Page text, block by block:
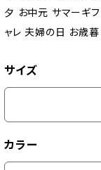
夕 お中元 サマーギ
ャレ 夫婦の日 お歳
サイズ
カラー